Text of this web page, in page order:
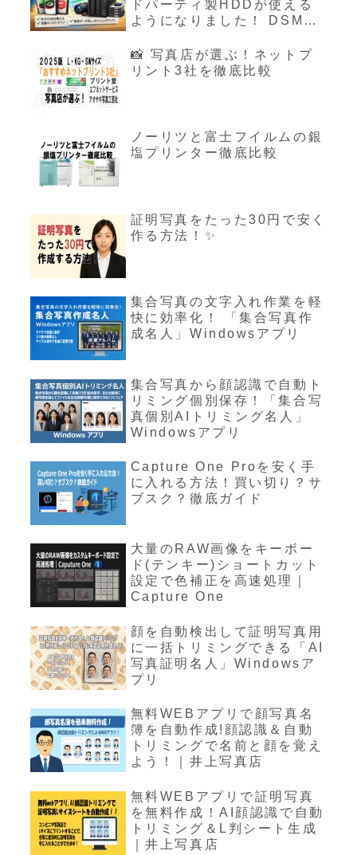
ドパーティ製HDDが使える
ようになりました！ DSM
📸 写真店が選ぶ！ネットプ
リント3社を徹底比較
ノーリツと富士フイルムの銀
塩プリンター徹底比較
証明写真をたった30円で安く
作る方法！✨
集合写真の文字入れ作業を軽
快に効率化！ 「集合写真作
成名人」Windowsアプリ
集合写真から顔認識で自動ト
リミング個別保存！「集合写
真個別AIトリミング名人」
Windowsアプリ
Capture One Proを安く手
に入れる方法！買い切り？サ
ブスク？徹底ガイド
大量のRAW画像をキーボー
ド(テンキー)ショートカット
設定で色補正を高速処理｜
Capture One
顔を自動検出して証明写真用
に一括トリミングできる「AI
写真証明名人」Windowsア
プリ
無料WEBアプリで顔写真名
簿を自動作成!顔認識＆自動
トリミングで名前と顔を覚え
よう！｜井上写真店
無料WEBアプリで証明写真
を無料作成！AI顔認識で自動
トリミング＆L判シート生成
｜井上写真店